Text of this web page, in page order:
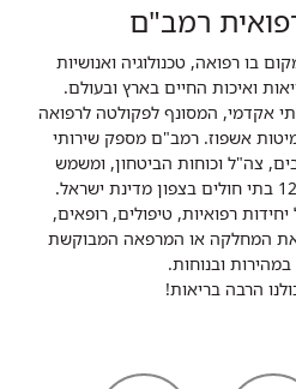
רמב"ם
בו רפואה, טכנולוגיה ואנושיות
ואיכות החיים בארץ ובעולם.
אקדמי, המסונף לפקולטה לרפואה
הטכניון ומונה כ- 1000 מיטות אשפוז. רמב"ם מספק שירותי
2,700,000 תושבים, צה"ל וכוחות הביטחון, ומשמש
רפואיות, טיפולים, רופאים,
את המחלקה או המרפאה המבוקשת
במהירות ובנוחות.
הרבה בריאות!